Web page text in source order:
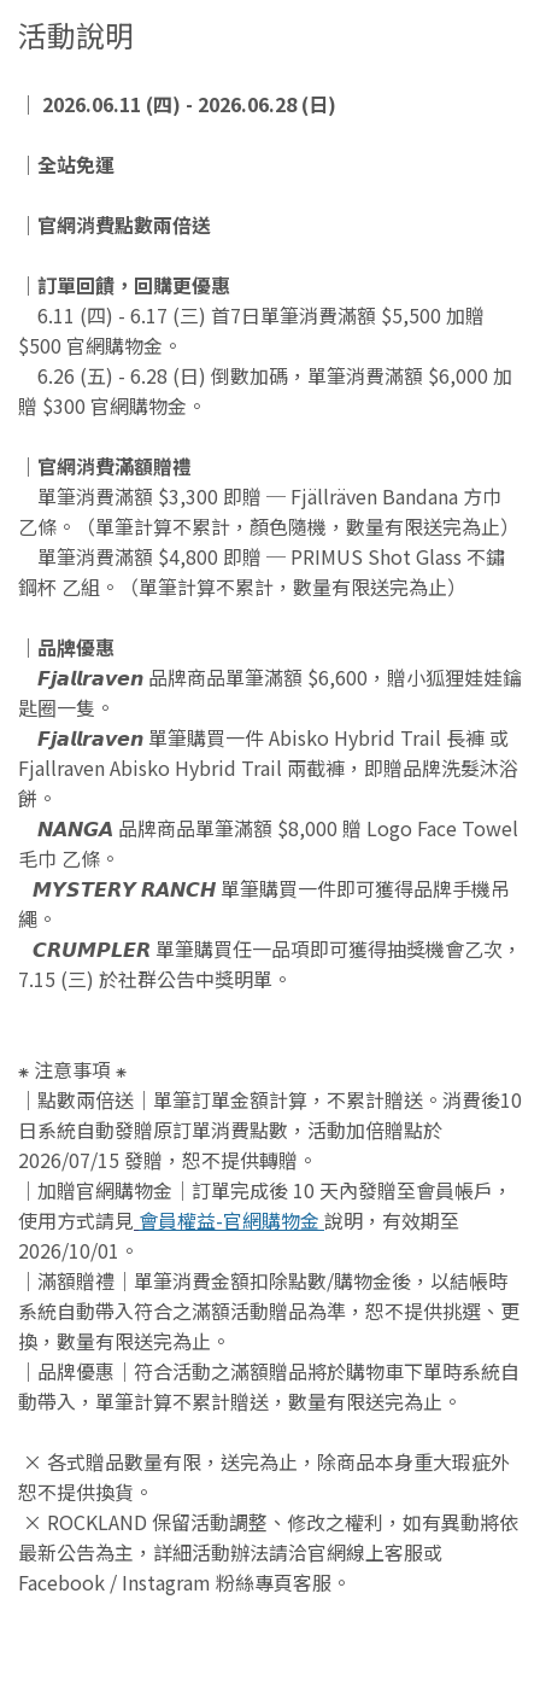
活動說明
｜ 2026.06.11 (四) - 2026.06.28 (日)
｜全站免運
｜官網消費點數兩倍送
｜訂單回饋，回購更優惠
6.11 (四) - 6.17 (三) 首7日單筆消費滿額 $5,500 加贈
$500 官網購物金。
6.26 (五) - 6.28 (日) 倒數加碼，單筆消費滿額 $6,000 加
贈 $300 官網購物金。
｜官網消費滿額贈禮
單筆消費滿額 $3,300 即贈 ─ Fjällräven Bandana 方巾
乙條。（單筆計算不累計，顏色隨機，數量有限送完為止）
​ ​ 單筆消費滿額 $4,800 即贈 ─ PRIMUS Shot Glass 不鏽
鋼杯 乙組。（單筆計算不累計，數量有限送完為止）
｜品牌優惠
𝙁𝙟𝙖𝙡𝙡𝙧𝙖𝙫𝙚𝙣 品牌商品單筆滿額 $6,600，贈小狐狸娃娃鑰
匙圈一隻。
𝙁𝙟𝙖𝙡𝙡𝙧𝙖𝙫𝙚𝙣 單筆購買一件 Abisko Hybrid Trail 長褲 或
Fjallraven Abisko Hybrid Trail 兩截褲，即贈品牌洗髮沐浴
餅。
𝙉𝘼𝙉𝙂𝘼 品牌商品單筆滿額 $8,000 贈 Logo Face Towel
毛巾 乙條。
​ 𝙈𝙔𝙎𝙏𝙀𝙍𝙔 𝙍𝘼𝙉𝘾𝙃 單筆購買一件即可獲得品牌手機吊
繩。
𝘾𝙍𝙐𝙈𝙋𝙇𝙀𝙍 單筆購買任一品項即可獲得抽獎機會乙次，
7.15 (三) 於社群公告中獎明單。
⁕ 注意事項 ⁕
｜點數兩倍送｜單筆訂單金額計算，不累計贈送。消費後10
日系統自動發贈原訂單消費點數，活動加倍贈點於
2026/07/15 發贈，恕不提供轉贈。
｜加贈官網購物金｜訂單完成後 10 天內發贈至會員帳戶，
使用方式請見 會員權益-官網購物金 說明，有效期至
2026/10/01。
｜滿額贈禮｜單筆消費金額扣除點數/購物金後，以結帳時
系統自動帶入符合之滿額活動贈品為準，恕不提供挑選、更
換，數量有限送完為止。
｜品牌優惠｜符合活動之滿額贈品將於購物車下單時系統自
動帶入，單筆計算不累計贈送，數量有限送完為止。
× 各式贈品數量有限，送完為止，除商品本身重大瑕疵外
恕不提供換貨。
× ROCKLAND 保留活動調整、修改之權利，如有異動將依
最新公告為主，詳細活動辦法請洽官網線上客服或
Facebook / Instagram 粉絲專頁客服。